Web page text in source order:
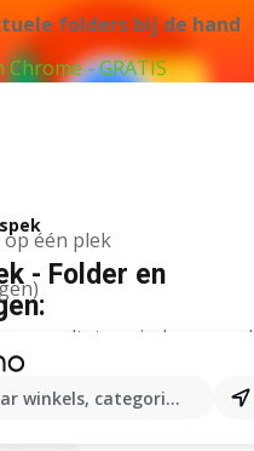
folders bij de hand
- GRATIS
één plek
winkels, categorieën,
- Folder en
resultaten vinden voor
in actie – Waar
Engels spek